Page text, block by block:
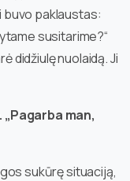
buvo paklaustas:
susitarime?“
didžiulę nuolaidą. Ji
man,
sukūrę situaciją,